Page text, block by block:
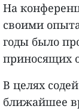
На
своими
годы было
приносящих
В целях
ближайшее